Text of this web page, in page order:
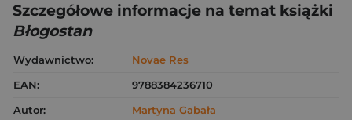
Szczegółowe informacje na temat książki
Błogostan
Wydawnictwo:
Novae Res
EAN:
9788384236710
Autor:
Martyna Gabała